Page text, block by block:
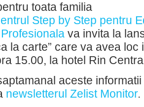
toata familia
Step by Step pentru
va invita la
la carte” care va avea loc
15.00, la hotel Rin
aceste
newsletterul Zelist Monitor.